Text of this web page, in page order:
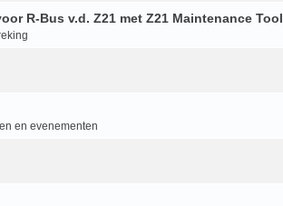
R-Bus v.d. Z21 met Z21 Maintenance Tool
en evenementen